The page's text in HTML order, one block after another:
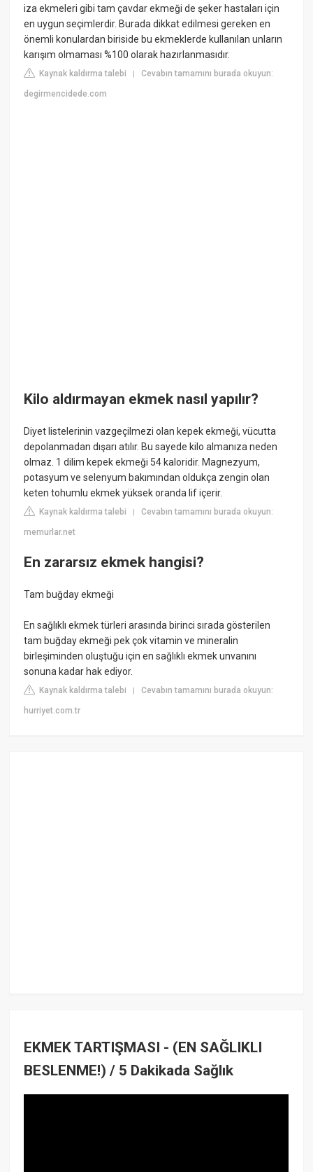
iza ekmeleri gibi tam çavdar ekmeği de şeker hastaları için
en uygun seçimlerdir. Burada dikkat edilmesi gereken en
önemli konulardan biriside bu ekmeklerde kullanılan unların
karışım olmaması %100 olarak hazırlanmasıdır.
Kaynak kaldırma talebi |Cevabın tamamını burada okuyun:
degirmencidede.com
Kilo aldırmayan ekmek nasıl yapılır?
Diyet listelerinin vazgeçilmezi olan kepek ekmeği, vücutta
depolanmadan dışarı atılır. Bu sayede kilo almanıza neden
olmaz. 1 dilim kepek ekmeği 54 kaloridir. Magnezyum,
potasyum ve selenyum bakımından oldukça zengin olan
keten tohumlu ekmek yüksek oranda lif içerir.
Kaynak kaldırma talebi |Cevabın tamamını burada okuyun:
memurlar.net
En zararsız ekmek hangisi?
Tam buğday ekmeği
En sağlıklı ekmek türleri arasında birinci sırada gösterilen
tam buğday ekmeği pek çok vitamin ve mineralin
birleşiminden oluştuğu için en sağlıklı ekmek unvanını
sonuna kadar hak ediyor.
Kaynak kaldırma talebi |Cevabın tamamını burada okuyun:
hurriyet.com.tr
EKMEK TARTIŞMASI - (EN SAĞLIKLI
BESLENME!) / 5 Dakikada Sağlık